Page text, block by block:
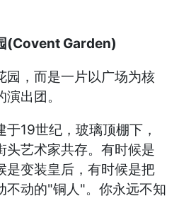
(Covent Garden)
园，而是一片以广场为核
出团。
19世纪，玻璃顶棚下，
头艺术家共存。有时候是
是变装皇后，有时候是把
不动的"铜人"。你永远不知